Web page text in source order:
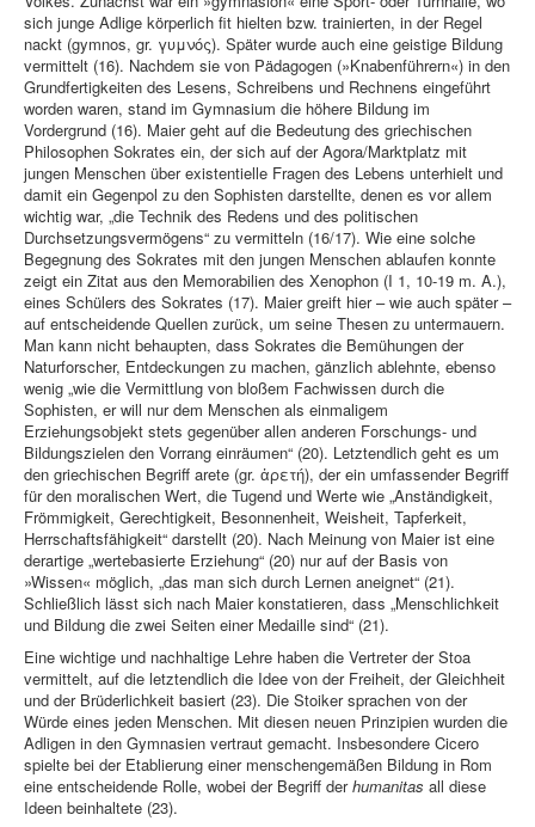
sich junge Adlige körperlich fit hielten bzw. trainierten, in der Regel
nackt (gymnos, gr. γυμνός). Später wurde auch eine geistige Bildung
vermittelt (16). Nachdem sie von Pädagogen (»Knabenführern«) in den
Grundfertigkeiten des Lesens, Schreibens und Rechnens eingeführt
worden waren, stand im Gymnasium die höhere Bildung im
Vordergrund (16). Maier geht auf die Bedeutung des griechischen
Philosophen Sokrates ein, der sich auf der Agora/Marktplatz mit
jungen Menschen über existentielle Fragen des Lebens unterhielt und
damit ein Gegenpol zu den Sophisten darstellte, denen es vor allem
wichtig war, „die Technik des Redens und des politischen
Durchsetzungsvermögens“ zu vermitteln (16/17). Wie eine solche
Begegnung des Sokrates mit den jungen Menschen ablaufen konnte
zeigt ein Zitat aus den Memorabilien des Xenophon (I 1, 10-19 m. A.),
eines Schülers des Sokrates (17). Maier greift hier – wie auch später –
auf entscheidende Quellen zurück, um seine Thesen zu untermauern.
Man kann nicht behaupten, dass Sokrates die Bemühungen der
Naturforscher, Entdeckungen zu machen, gänzlich ablehnte, ebenso
wenig „wie die Vermittlung von bloßem Fachwissen durch die
Sophisten, er will nur dem Menschen als einmaligem
Erziehungsobjekt stets gegenüber allen anderen Forschungs- und
Bildungszielen den Vorrang einräumen“ (20). Letztendlich geht es um
den griechischen Begriff arete (gr. ἀρετή), der ein umfassender Begriff
für den moralischen Wert, die Tugend und Werte wie „Anständigkeit,
Frömmigkeit, Gerechtigkeit, Besonnenheit, Weisheit, Tapferkeit,
Herrschaftsfähigkeit“ darstellt (20). Nach Meinung von Maier ist eine
derartige „wertebasierte Erziehung“ (20) nur auf der Basis von
»Wissen« möglich, „das man sich durch Lernen aneignet“ (21).
Schließlich lässt sich nach Maier konstatieren, dass „Menschlichkeit
und Bildung die zwei Seiten einer Medaille sind“ (21).
Eine wichtige und nachhaltige Lehre haben die Vertreter der Stoa
vermittelt, auf die letztendlich die Idee von der Freiheit, der Gleichheit
und der Brüderlichkeit basiert (23). Die Stoiker sprachen von der
Würde eines jeden Menschen. Mit diesen neuen Prinzipien wurden die
Adligen in den Gymnasien vertraut gemacht. Insbesondere Cicero
spielte bei der Etablierung einer menschengemäßen Bildung in Rom
eine entscheidende Rolle, wobei der Begriff derhumanitas all diese
Ideen beinhaltete (23).